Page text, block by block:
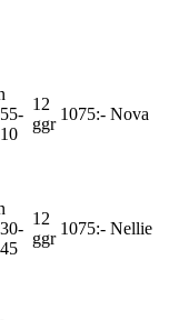
12
ggr
1075:- Nova
12
ggr
1075:- Nellie